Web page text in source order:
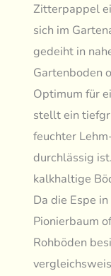
Zitterpappel
sich im
gedeiht in
Gartenboden
Optimum für
stellt ein
feuchter
durchlässig
kalkhaltige
Da die Espe
Pionierbaum
Rohböden